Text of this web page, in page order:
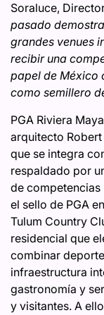
Soraluce,
pasado
grandes venues
recibir una
papel de México
como semillero
PGA Riviera
arquitecto
que se integra
respaldado por
de competencias
el sello de PGA
Tulum Country
residencial que
combinar
infraestructura
gastronomía y
y visitantes. A